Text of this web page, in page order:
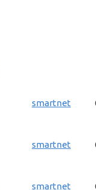
smartnet
smartnet
smartnet